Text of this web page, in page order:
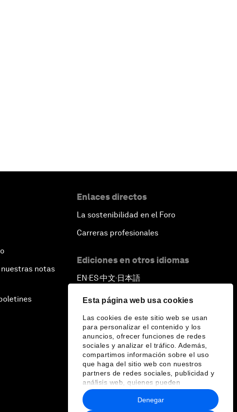
Esta página web usa cookies
Las cookies de este sitio web se usan
para personalizar el contenido y los
anuncios, ofrecer funciones de redes
sociales y analizar el tráfico. Además,
compartimos información sobre el uso
que haga del sitio web con nuestros
partners de redes sociales, publicidad y
análisis web, quienes pueden
combinarla con otra información que les
haya proporcionado o que hayan
recopilado a partir del uso que haya
Denegar
notas
Enlaces directos
La sostenibilidad en el Foro
Carreras profesionales
Ediciones en otros idiomas
EN ▪ES▪中文▪ 日本語